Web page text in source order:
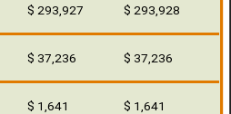
$ 293,927 $ 293,928
$ 37,236 $ 37,236
$ 1,641 $ 1,641